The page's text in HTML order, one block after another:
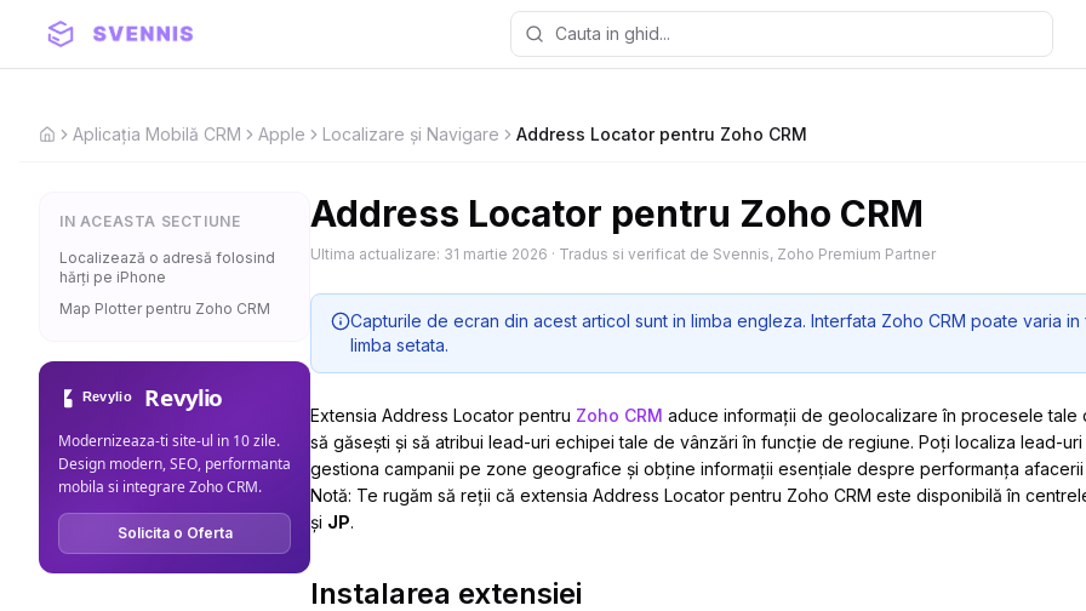
HomeAplicația Mobilă CRM Apple Localizare și Navigare Address Locator pentru Zoho CRM
IN ACEASTA SECTIUNE
Localizează o adresă folosind
hărți pe iPhone
Map Plotter pentru Zoho CRM
Revylio
Modernizeaza-ti site-ul in 10 zile.
Design modern, SEO, performanta
mobila si integrare Zoho CRM.
Solicita o Oferta
Address Locator pentru Zoho CRM
Ultima actualizare: 31 martie 2026 · Tradus si verificat de Svennis, Zoho Premium Partner
Capturile de ecran din acest articol sunt in limba engleza. Interfata Zoho CRM poate varia
limba setata.
Extensia Address Locator pentru Zoho CRM aduce informații de geolocalizare în procesele tale
să găsești și să atribui lead-uri echipei tale de vânzări în funcție de regiune. Poți localiza lead-
gestiona campanii pe zone geografice și obține informații esențiale despre performanța afacerii
Notă: Te rugăm să reții că extensia Address Locator pentru Zoho CRM este disponibilă în
și JP.
Instalarea extensiei